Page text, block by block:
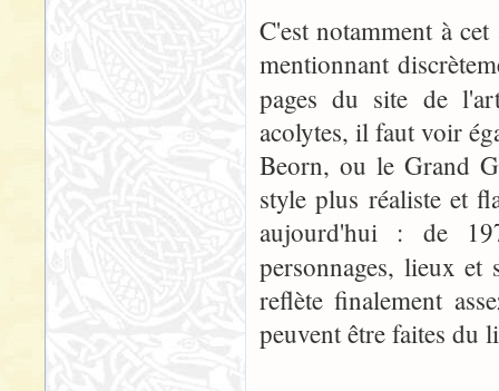
C'est notamment à
mentionnant
pages du site de
acolytes, il faut voir
Beorn, ou le Grand
style plus réaliste et
aujourd'hui : de
personnages, lieux et
reflète finalement
peuvent être faites du